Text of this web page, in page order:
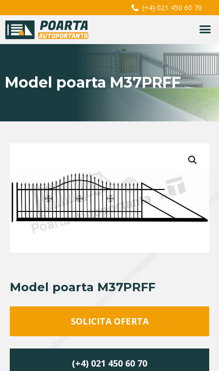
(+4) 021 450 60 70
Model poarta M37PRFF
Model poarta M37PRFF
SOLICITA OFERTA
(+4) 021 450 60 70